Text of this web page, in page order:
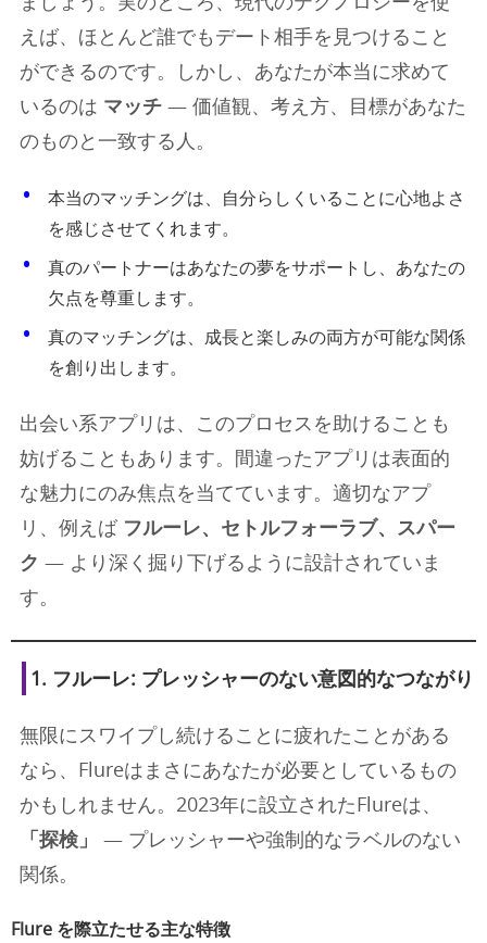
えば、ほとんど誰でもデート相手を見つけること
ができるのです。しかし、あなたが本当に求めて
いるのは マッチ — 価値観、考え方、目標があなた
のものと一致する人。
本当のマッチングは、自分らしくいることに心地よさ
を感じさせてくれます。
真のパートナーはあなたの夢をサポートし、あなたの
欠点を尊重します。
真のマッチングは、成長と楽しみの両方が可能な関係
を創り出します。
出会い系アプリは、このプロセスを助けることも
妨げることもあります。間違ったアプリは表面的
な魅力にのみ焦点を当てています。適切なアプ
リ、例えば フルーレ、セトルフォーラブ、スパー
ク — より深く掘り下げるように設計されていま
す。
1. フルーレ: プレッシャーのない意図的なつながり
無限にスワイプし続けることに疲れたことがある
なら、Flureはまさにあなたが必要としているもの
かもしれません。2023年に設立されたFlureは、
「探検」
— プレッシャーや強制的なラベルのない
関係。
Flure を際立たせる主な特徴